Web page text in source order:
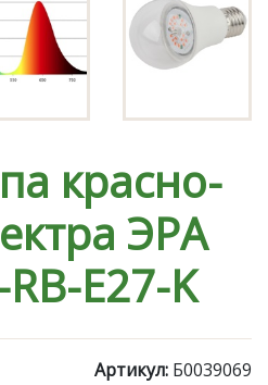
красно-
ЭРА
E27-K
Артикул: Б0039069